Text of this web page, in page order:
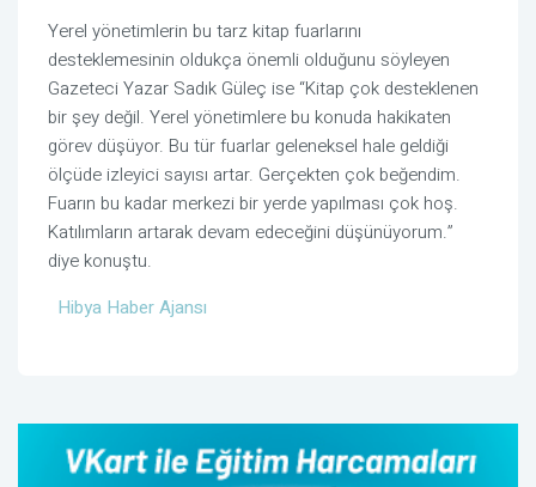
Yerel yönetimlerin bu tarz kitap fuarlarını
desteklemesinin oldukça önemli olduğunu söyleyen
Gazeteci Yazar Sadık Güleç ise “Kitap çok desteklenen
bir şey değil. Yerel yönetimlere bu konuda hakikaten
görev düşüyor. Bu tür fuarlar geleneksel hale geldiği
ölçüde izleyici sayısı artar. Gerçekten çok beğendim.
Fuarın bu kadar merkezi bir yerde yapılması çok hoş.
Katılımların artarak devam edeceğini düşünüyorum.”
diye konuştu.
Hibya Haber Ajansı